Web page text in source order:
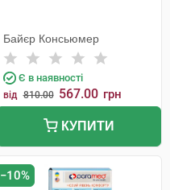
Байєр Консьюмер
Є в наявності
від 810.00 567.00 грн
КУПИТИ
−10%